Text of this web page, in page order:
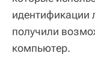
идентификации
получили
компьютер.